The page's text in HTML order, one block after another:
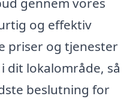
og effektiv
priser og tjenester
dit lokalområde, så
beslutning for